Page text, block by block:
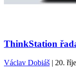
ThinkStation
Václav Dobiáš| 20.